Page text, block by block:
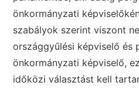
önkormányzati
szabályok szerint viszont
országgyűlési képviselő és
önkormányzati képviselő,
időközi választást kell